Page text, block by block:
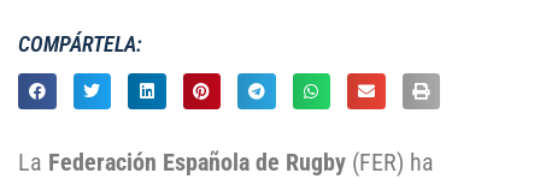
COMPÁRTELA:
La Federación Española de Rugby (FER) ha